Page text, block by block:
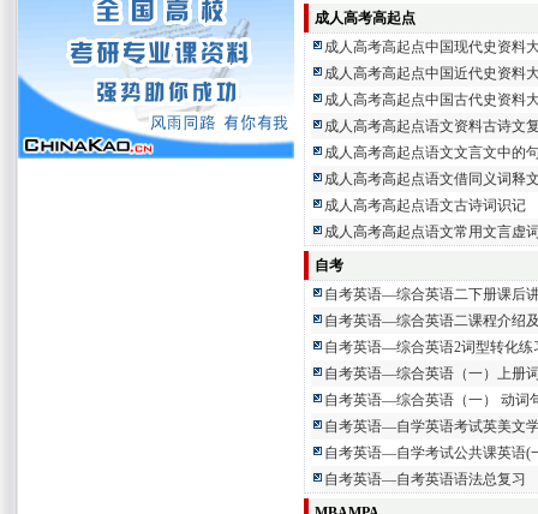
成人高考高起点
成人高考高起点中国现代史资料
成人高考高起点中国近代史资料
成人高考高起点中国古代史资料
成人高考高起点语文资料古诗文
成人高考高起点语文文言文中的
成人高考高起点语文借同义词释
成人高考高起点语文古诗词识记
成人高考高起点语文常用文言虚
自考
自考英语—综合英语二下册课后
自考英语—综合英语二课程介绍
自考英语—综合英语2词型转化练
自考英语—综合英语（一）上册
自考英语—综合英语（一） 动词
自考英语—自学英语考试英美文
自考英语—自学考试公共课英语(
自考英语—自考英语语法总复习